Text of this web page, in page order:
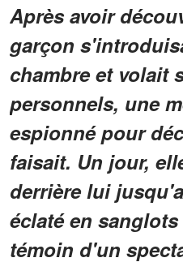
Après avoir
garçon
chambre et volait
personnels, une
espionné pour
faisait. Un jour,
derrière lui
éclaté en
témoin d'un